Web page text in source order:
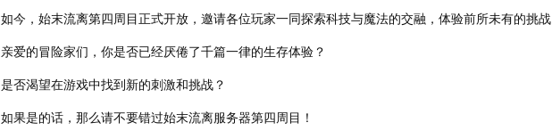
如今，始末流离第四周目正式开放，邀请各位玩家一同探索科技与魔法的交融，体验前所未有的挑战
亲爱的冒险家们，你是否已经厌倦了千篇一律的生存体验？
是否渴望在游戏中找到新的刺激和挑战？
如果是的话，那么请不要错过始末流离服务器第四周目！